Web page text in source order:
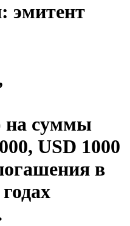
эмитент
на суммы
USD 1000
в